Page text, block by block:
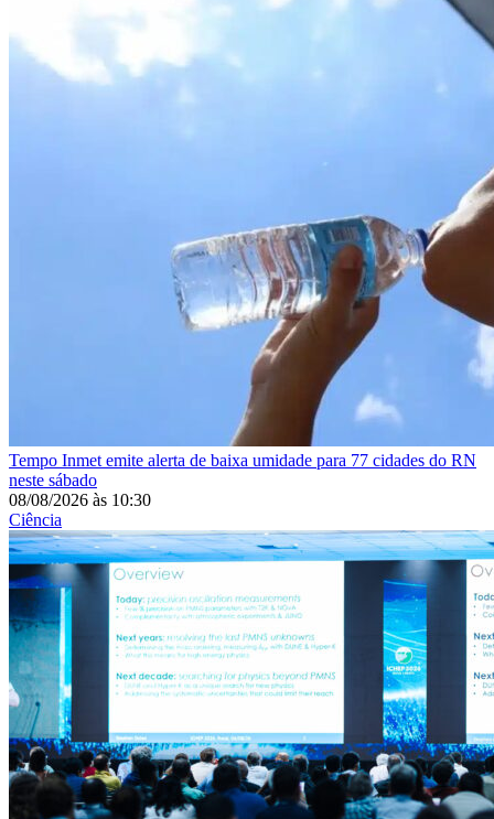
Tempo Inmet emite alerta de baixa umidade para 77 cidades do RN
neste sábado
08/08/2026 às 10:30
Ciência